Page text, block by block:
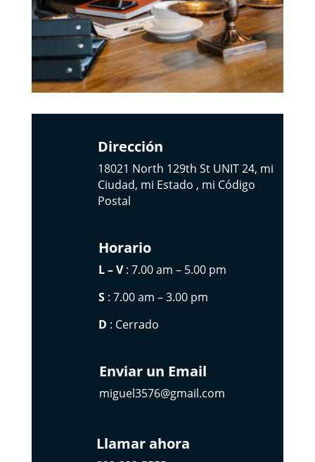
Dirección
18021 North 129th St UNIT 24, mi
Ciudad, mi Estado , mi Código
Postal
Horario
L – V: 7.00 am – 5.00 pm
S: 7.00 am – 3.00 pm
D : Cerrado
Enviar un Email
miguel3576@gmail.com
Llamar ahora